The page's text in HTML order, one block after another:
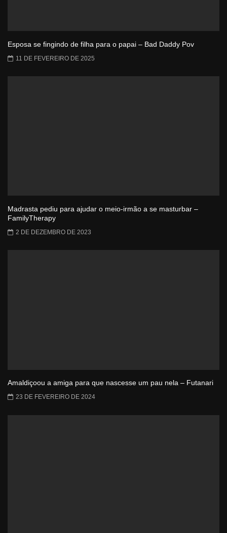
Esposa se fingindo de filha para o papai – Bad Daddy Pov
11 DE FEVEREIRO DE 2025
Madrasta pediu para ajudar o meio-irmão a se masturbar –
FamilyTherapy
2 DE DEZEMBRO DE 2023
Amaldiçoou a amiga para que nascesse um pau nela – Futanari
23 DE FEVEREIRO DE 2024